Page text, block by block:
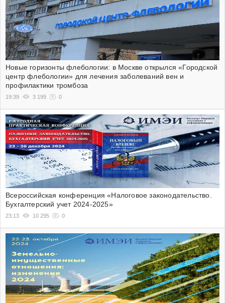
Новые горизонты флебологии: в Москве открылся «Городской
центр флебологии» для лечения заболеваний вен и
профилактики тромбоза
19:39 3 199 0
Всероссийская конференция «Налоговое законодательство.
Бухгалтерский учет 2024-2025»
23:13 10 295 0